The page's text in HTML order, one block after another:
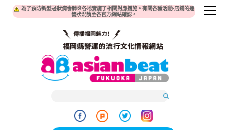
為了預防新型冠狀病毒肺炎各地實施了相關對應措施。有關各種活動·店鋪的運
營狀況請至各官方網站確認。